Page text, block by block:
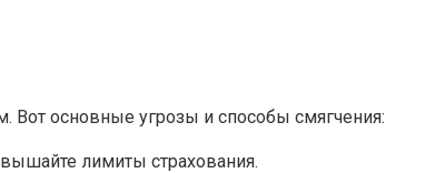
Вот основные угрозы и способы смягчения:
лимиты страхования.